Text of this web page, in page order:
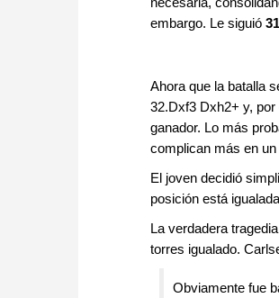
embargo. Le siguió
Ahora que la batalla
32.Dxf3 Dxh2+ y, por
ganador. Lo más
complican más en
El joven decidió
posición está
La verdadera
torres igualado.
Obviamente fue